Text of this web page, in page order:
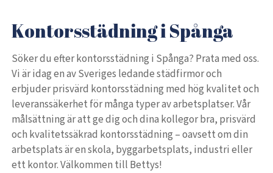
Kontorsstädning i Spånga
Söker du efter kontorsstädning i Spånga? Prata med oss.
Vi är idag en av Sveriges ledande städfirmor och
erbjuder prisvärd kontorsstädning med hög kvalitet och
leveranssäkerhet för många typer av arbetsplatser. Vår
målsättning är att ge dig och dina kollegor bra, prisvärd
och kvalitetssäkrad kontorsstädning – oavsett om din
arbetsplats är en skola, byggarbetsplats, industri eller
ett kontor. Välkommen till Bettys!